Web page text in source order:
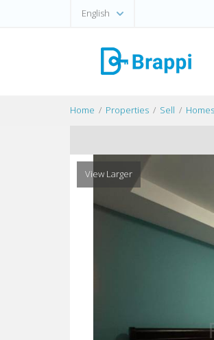
English
Home Properties Sell Homes
View Larger